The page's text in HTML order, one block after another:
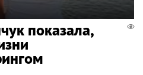
показала,